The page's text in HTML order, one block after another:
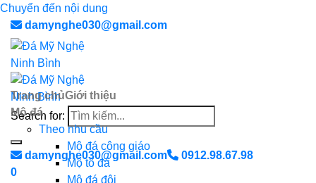
Chuyển đến nội dung
damynghe030@gmail.com
Search for:
damynghe030@gmail.com
0912.98.67.98
0
Trang chủGiới thiệu
Mộ đá
Theo nhu cầu
Mộ đá công giáo
Mộ tổ đá
Mộ đá đôi